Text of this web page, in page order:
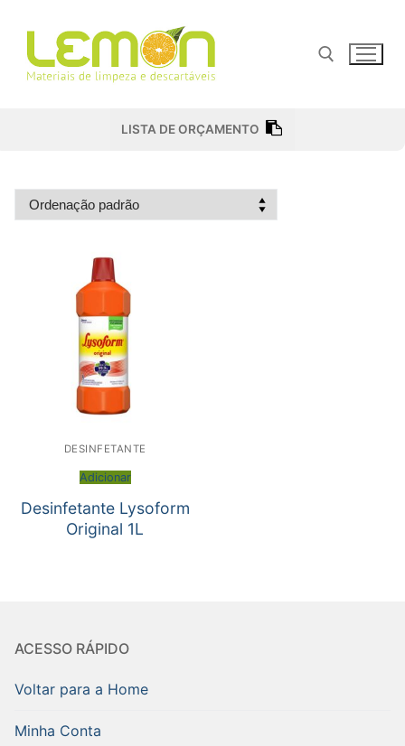
para
conteúdo
Pesquisar por:
LISTA DE ORÇAMENTO
DESINFETANTE
Adicionar
Desinfetante Lysoform
Original 1L
ACESSO RÁPIDO
Voltar para a Home
Minha Conta